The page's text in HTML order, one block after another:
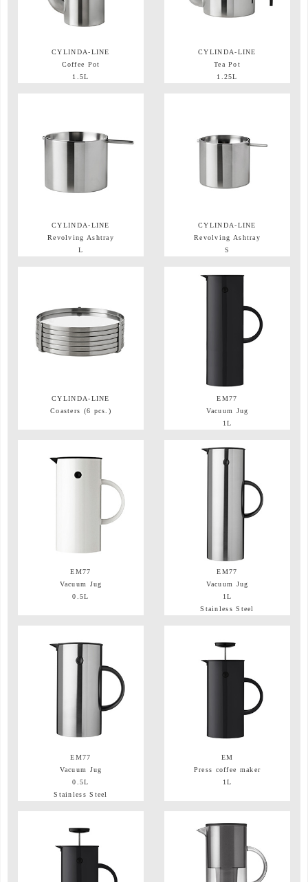
CYLINDA-LINE
Coffee Pot
1.5L
CYLINDA-LINE
Tea Pot
1.25L
CYLINDA-LINE
Revolving Ashtray
L
CYLINDA-LINE
Revolving Ashtray
S
CYLINDA-LINE
Coasters (6 pcs.)
EM77
Vacuum Jug
1L
EM77
Vacuum Jug
0.5L
EM77
Vacuum Jug
1L
Stainless Steel
EM77
Vacuum Jug
0.5L
Stainless Steel
EM
Press coffee maker
1L